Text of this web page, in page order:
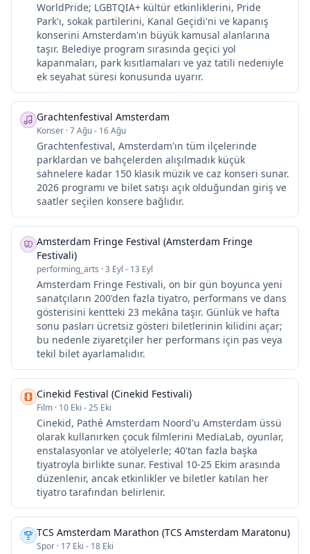
WorldPride; LGBTQIA+ kültür etkinliklerini, Pride
Park'ı, sokak partilerini, Kanal Geçidi'ni ve kapanış
konserini Amsterdam'ın büyük kamusal alanlarına
taşır. Belediye program sırasında geçici yol
kapanmaları, park kısıtlamaları ve yaz tatili nedeniyle
ek seyahat süresi konusunda uyarır.
Grachtenfestival Amsterdam
Konser ·7 Ağu - 16 Ağu
Grachtenfestival, Amsterdam'ın tüm ilçelerinde
parklardan ve bahçelerden alışılmadık küçük
sahnelere kadar 150 klasik müzik ve caz konseri sunar.
2026 programı ve bilet satışı açık olduğundan giriş ve
saatler seçilen konsere bağlıdır.
Amsterdam Fringe Festival (Amsterdam Fringe
Festivali)
performing_arts ·3 Eyl - 13 Eyl
Amsterdam Fringe Festivali, on bir gün boyunca yeni
sanatçıların 200'den fazla tiyatro, performans ve dans
gösterisini kentteki 23 mekâna taşır. Günlük ve hafta
sonu pasları ücretsiz gösteri biletlerinin kilidini açar;
bu nedenle ziyaretçiler her performans için pas veya
tekil bilet ayarlamalıdır.
Cinekid Festival (Cinekid Festivali)
Film · 10 Eki - 25 Eki
Cinekid, Pathé Amsterdam Noord'u Amsterdam üssü
olarak kullanırken çocuk filmlerini MediaLab, oyunlar,
enstalasyonlar ve atölyelerle; 40'tan fazla başka
tiyatroyla birlikte sunar. Festival 10-25 Ekim arasında
düzenlenir, ancak etkinlikler ve biletler katılan her
tiyatro tarafından belirlenir.
TCS Amsterdam Marathon (TCS Amsterdam Maratonu)
Spor · 17 Eki - 18 Eki